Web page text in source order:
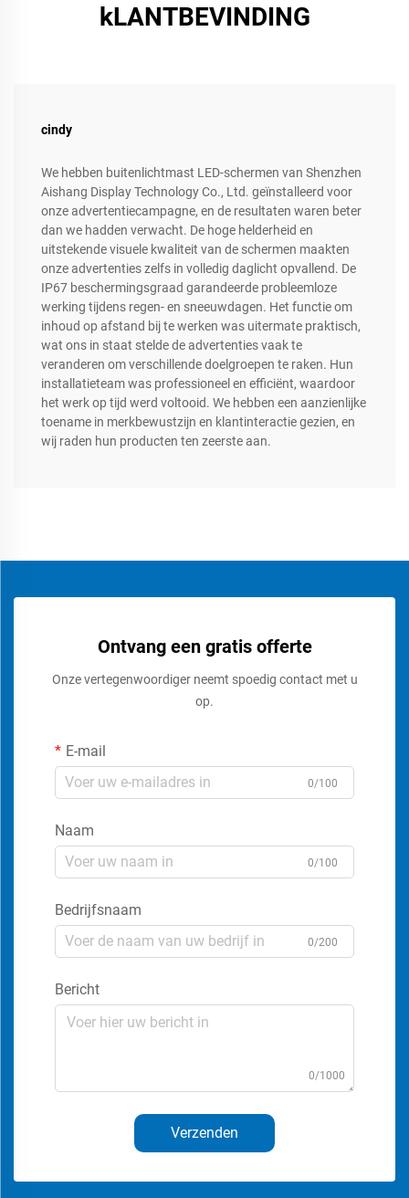
kLANTBEVINDING
cindy
We hebben buitenlichtmast LED-schermen van Shenzhen
Aishang Display Technology Co., Ltd. geïnstalleerd voor
onze advertentiecampagne, en de resultaten waren beter
dan we hadden verwacht. De hoge helderheid en
uitstekende visuele kwaliteit van de schermen maakten
onze advertenties zelfs in volledig daglicht opvallend. De
IP67 beschermingsgraad garandeerde probleemloze
werking tijdens regen- en sneeuwdagen. Het functie om
inhoud op afstand bij te werken was uitermate praktisch,
wat ons in staat stelde de advertenties vaak te
veranderen om verschillende doelgroepen te raken. Hun
installatieteam was professioneel en efficiënt, waardoor
het werk op tijd werd voltooid. We hebben een aanzienlijke
toename in merkbewustzijn en klantinteractie gezien, en
wij raden hun producten ten zeerste aan.
Ontvang een gratis offerte
Onze vertegenwoordiger neemt spoedig contact met u
op.
E-mail
0/100
Naam
0/100
Bedrijfsnaam
0/200
Bericht
0/1000
Verzenden